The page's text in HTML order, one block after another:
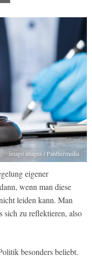
imago images / Panthermedia
eigener
wenn man diese
leiden kann. Man
sich zu reflektieren, also
besonders beliebt.